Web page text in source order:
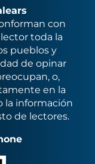
con
toda la
pueblos y
de opinar
o,
en la
la información
de lectores.